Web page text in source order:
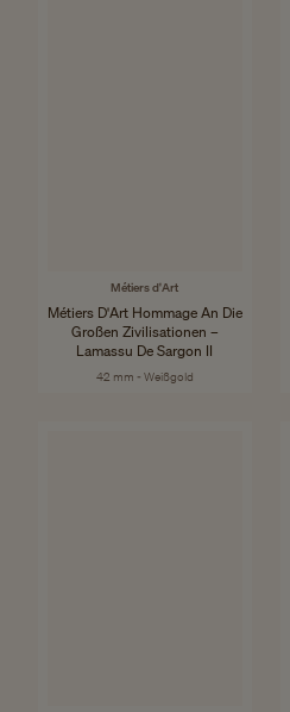
Métiers d'Art
Métiers D'Art Hommage An Die
Großen Zivilisationen –
Lamassu De Sargon II
42 mm - Weißgold